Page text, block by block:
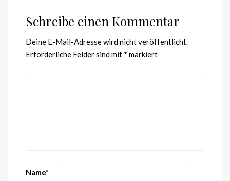
Schreibe einen Kommentar
Deine E-Mail-Adresse wird nicht veröffentlicht.
Erforderliche Felder sind mit * markiert
Name*